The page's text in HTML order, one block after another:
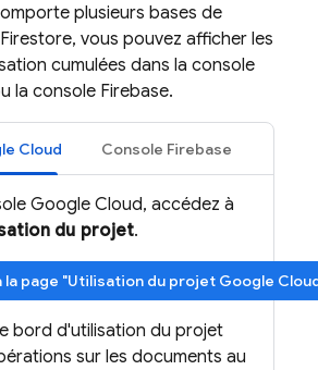
plusieurs bases de
, vous pouvez afficher les
cumulées dans la console
la console Firebase.
Cloud Console Firebase
Google Cloud, accédez à
du projet.
la page "Utilisation du projet Google
bord d'utilisation du projet
sur les documents au